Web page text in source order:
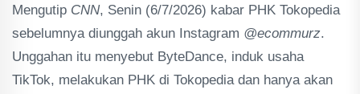
Mengutip CNN, Senin (6/7/2026) kabar PHK Tokopedia
sebelumnya diunggah akun Instagram @ecommurz.
Unggahan itu menyebut ByteDance, induk usaha
TikTok, melakukan PHK di Tokopedia dan hanya akan